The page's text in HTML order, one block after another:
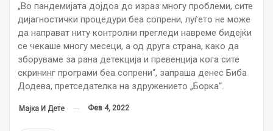
„Во пандемијата дојдоа до израз многу проблеми, сите
дијагностички процедури беа сопрени, луѓето не може
да направат ниту контролни прегледи навреме бидејќи
се чекаше многу месеци, а од друга страна, како да
зборуваме за рана детекција и превенција кога сите
скрининг програми беа сопрени“, запраша денес Биба
Додева, претседателка на здружението „Борка“.
Мајка И Дете Фев 4, 2022